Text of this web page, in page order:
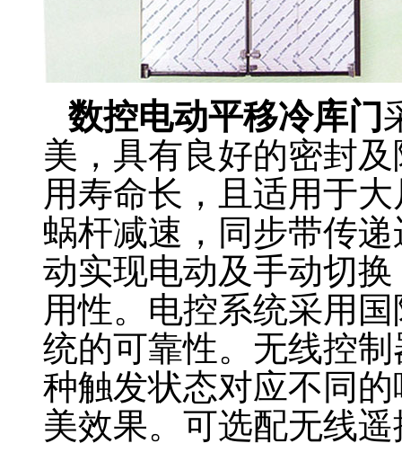
数控电动平移冷库门
美，具有良好的密封
用寿命长，且适用于
蜗杆减速，同步带传
动实现电动及手动切
用性。电控系统采用
统的可靠性。无线控
种触发状态对应不同
美效果。可选配无线